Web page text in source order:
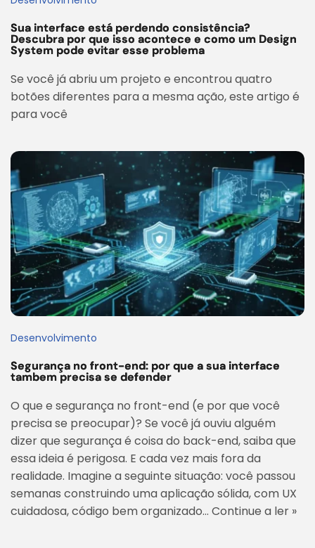
Sua interface está perdendo consistência?
Descubra por que isso acontece e como um Design
System pode evitar esse problema
Se você já abriu um projeto e encontrou quatro
botões diferentes para a mesma ação, este artigo é
para você
Desenvolvimento
Segurança no front-end: por que a sua interface
tambem precisa se defender
O que e segurança no front-end (e por que você
precisa se preocupar)? Se você já ouviu alguém
dizer que segurança é coisa do back-end, saiba que
essa ideia é perigosa. E cada vez mais fora da
realidade. Imagine a seguinte situação: você passou
semanas construindo uma aplicação sólida, com UX
cuidadosa, código bem organizado… Continue a ler »